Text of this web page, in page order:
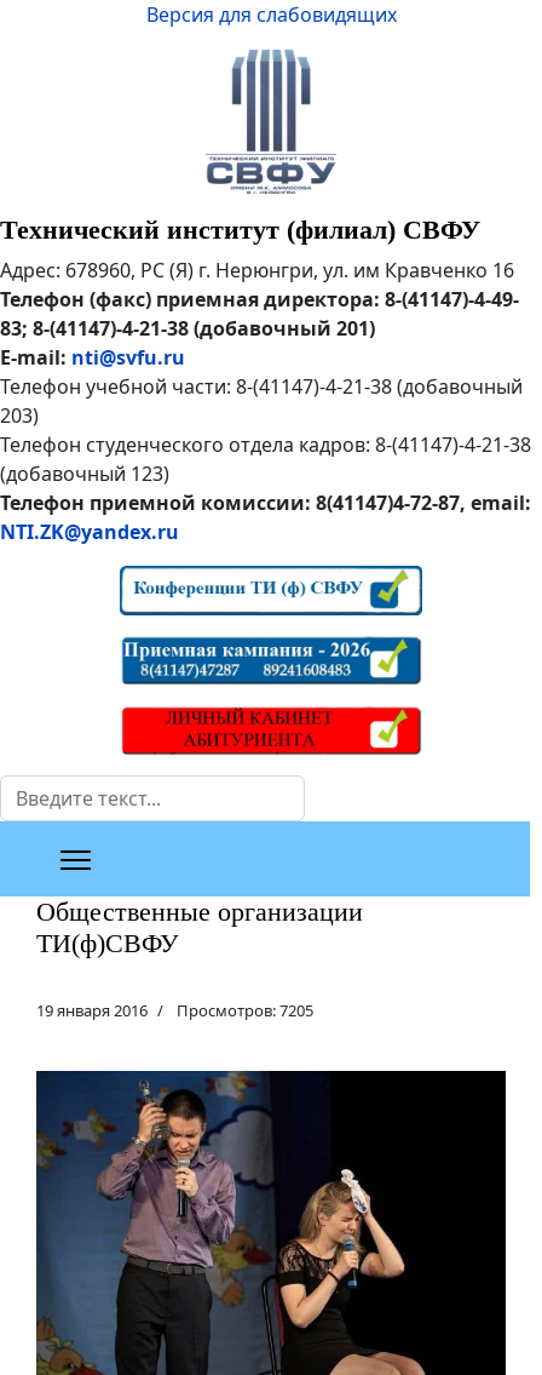
Версия для слабовидящих
Технический институт (филиал) СВФУ
Адрес: 678960, РС (Я) г. Нерюнгри, ул. им Кравченко 16
Телефон (факс) приемная директора: 8-(41147)-4-49-
83; 8-(41147)-4-21-38 (добавочный 201)
E-mail: nti@svfu.ru
Телефон учебной части: 8-(41147)-4-21-38 (добавочный
203)
Телефон студенческого отдела кадров: 8-(41147)-4-21-38
(добавочный 123)
Телефон приемной комиссии: 8(41147)4-72-87, email:
NTI.ZK@yandex.ru
Поиск
Общественные организации
ТИ(ф)СВФУ
19 января 2016 Просмотров: 7205